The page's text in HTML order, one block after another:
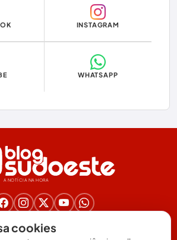
INSTAGRAM
WHATSAPP
A NOTÍCIA NA HORA
(77) 3025-6571
cookies